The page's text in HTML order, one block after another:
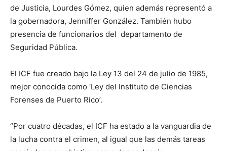
de Justicia, Lourdes Gómez, quien además representó a
la gobernadora, Jenniffer González. También hubo
presencia de funcionarios del departamento de
Seguridad Pública.
El ICF fue creado bajo la Ley 13 del 24 de julio de 1985,
mejor conocida como ‘Ley del Instituto de Ciencias
Forenses de Puerto Rico’.
“Por cuatro décadas, el ICF ha estado a la vanguardia de
la lucha contra el crimen, al igual que las demás tareas